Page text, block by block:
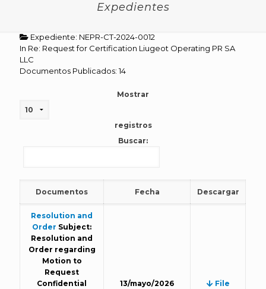
Expedientes
Expediente: NEPR-CT-2024-0012
In Re: Request for Certification Liugeot Operating PR SA
LLC
Documentos Publicados: 14
Mostrar
registros
Buscar:
Documentos Fecha Descargar
Resolution and
Order Subject:
Resolution and
Order regarding
Motion to
Request
Confidential
13/mayo/2026 File